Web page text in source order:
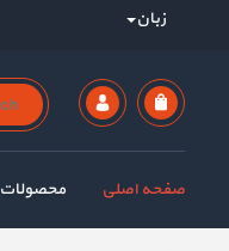
زبان
صفحه اصلی محصولات